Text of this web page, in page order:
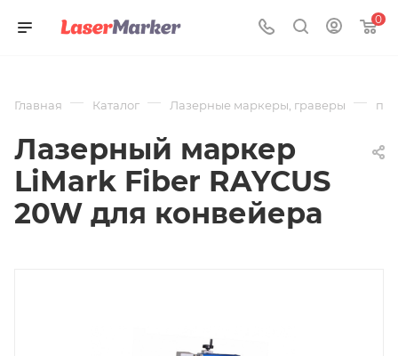
0
Лазерный маркер
LiMark Fiber RAYCUS
20W для конвейера
Главная — Каталог — Лазерные маркеры, граверы — по